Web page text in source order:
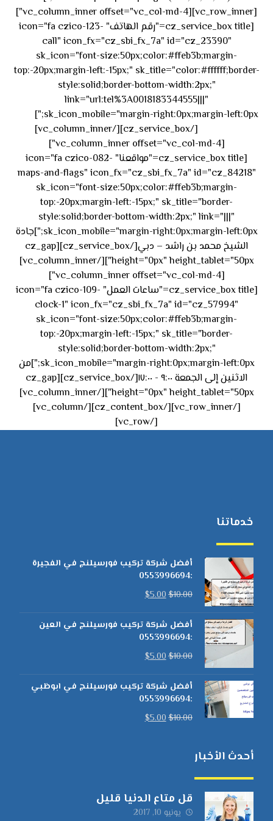
[vc_row_inner][vc_column_inner offset="vc_col-md-4"]
[cz_service_box title="رقم الهاتف" icon="fa czico-123-
call" icon_fx="cz_sbi_fx_7a" id="cz_23390"
sk_icon="font-size:50px;color:#ffeb3b;margin-
top:-20px;margin-left:-15px;" sk_title="color:#ffffff;border-
style:solid;border-bottom-width:2px;"
link="url:tel%3A0018183344555|||"
sk_icon_mobile="margin-right:0px;margin-left:0px;"]
[/cz_service_box][/vc_column_inner]
[vc_column_inner offset="vc_col-md-4"]
[cz_service_box title="مواقعنا" icon="fa czico-082-
maps-and-flags" icon_fx="cz_sbi_fx_7a" id="cz_84218"
sk_icon="font-size:50px;color:#ffeb3b;margin-
top:-20px;margin-left:-15px;" sk_title="border-
style:solid;border-bottom-width:2px;" link="|||"
sk_icon_mobile="margin-right:0px;margin-left:0px;"]جادة
الشيخ محمد بن راشد – دبي[/cz_service_box][cz_gap
height="0px" height_tablet="50px"][/vc_column_inner]
[vc_column_inner offset="vc_col-md-4"]
[cz_service_box title="ساعات العمل" icon="fa czico-109-
clock-1" icon_fx="cz_sbi_fx_7a" id="cz_57994"
sk_icon="font-size:50px;color:#ffeb3b;margin-
top:-20px;margin-left:-15px;" sk_title="border-
style:solid;border-bottom-width:2px;"
sk_icon_mobile="margin-right:0px;margin-left:0px;"]من
الاثنين إلى الجمعة ٩:٠٠ - ١٧:٠٠[/cz_service_box][cz_gap
height="0px" height_tablet="50px"][/vc_column_inner]
[/vc_row_inner][/cz_content_box][/vc_column]
[/vc_row]
خدماتنا
أفضل شركة تركيب فورسيلنج في الفجيرة
:0553996694
$10.00
$5.00
أفضل شركة تركيب فورسيلنج في العين
:0553996694
$10.00
$5.00
أفضل شركة تركيب فورسيلنج في ابوظبي
:0553996694
$10.00
$5.00
أحدث الأخبار
قل متاع الدنيا قليل
يونيو 10, 2017